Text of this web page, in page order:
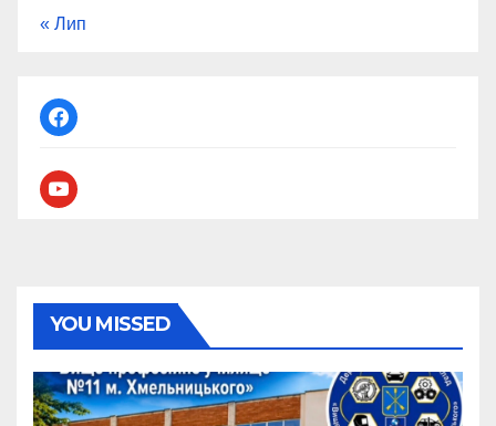
« Лип
facebook
youtube
YOU MISSED